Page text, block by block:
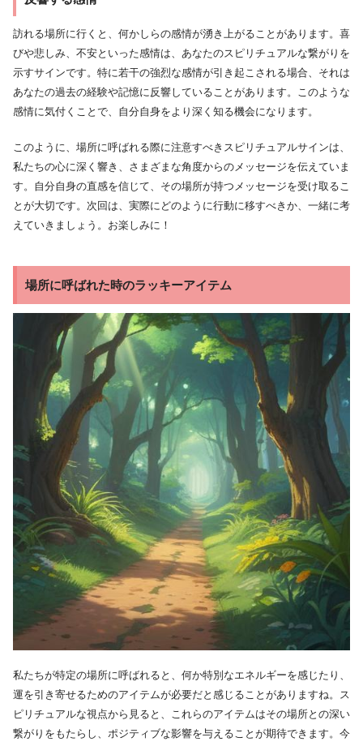
訪れる場所に行くと、何かしらの感情が湧き上がることがあります。喜
びや悲しみ、不安といった感情は、あなたのスピリチュアルな繋がりを
示すサインです。特に若干の強烈な感情が引き起こされる場合、それは
あなたの過去の経験や記憶に反響していることがあります。このような
感情に気付くことで、自分自身をより深く知る機会になります。
このように、場所に呼ばれる際に注意すべきスピリチュアルサインは、
私たちの心に深く響き、さまざまな角度からのメッセージを伝えていま
す。自分自身の直感を信じて、その場所が持つメッセージを受け取るこ
とが大切です。次回は、実際にどのように行動に移すべきか、一緒に考
えていきましょう。お楽しみに！
場所に呼ばれた時のラッキーアイテム
私たちが特定の場所に呼ばれると、何か特別なエネルギーを感じたり、
運を引き寄せるためのアイテムが必要だと感じることがありますね。ス
ピリチュアルな視点から見ると、これらのアイテムはその場所との深い
繋がりをもたらし、ポジティブな影響を与えることが期待できます。今